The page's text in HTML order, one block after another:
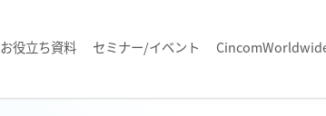
お役立ち資料 セミナー/イベント